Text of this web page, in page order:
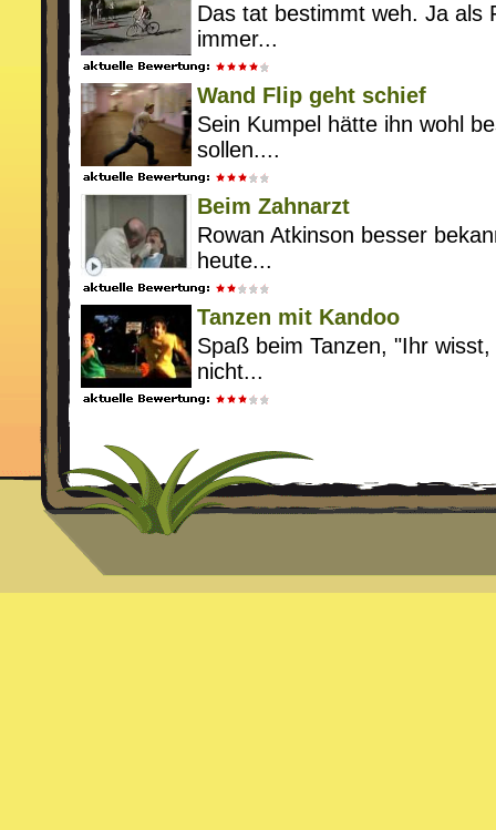
Das tat bestimmt weh. Ja als
immer...
Wand Flip geht schief
Sein Kumpel hätte ihn wohl
sollen....
Beim Zahnarzt
Rowan Atkinson besser
heute...
Tanzen mit Kandoo
Spaß beim Tanzen, "Ihr
nicht...